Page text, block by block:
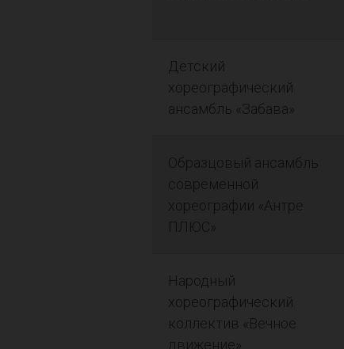
Детский
хореографический
ансамбль «Забава»
Образцовый ансамбль
современной
хореографии «Антре
ПЛЮС»
Народный
хореографический
коллектив «Вечное
движение»